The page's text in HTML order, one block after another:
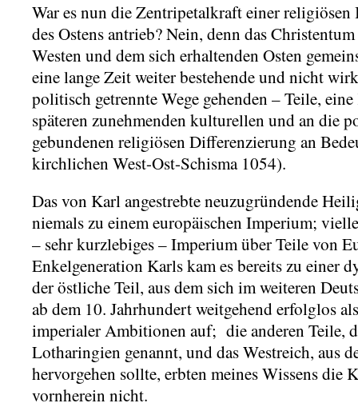
War es nun die Zentripetalkraft einer
des Ostens antrieb? Nein, denn das
Westen und dem sich erhaltenden Osten
eine lange Zeit weiter bestehende und nicht
politisch getrennte Wege gehenden – Teile,
späteren zunehmenden kulturellen und an die
gebundenen religiösen Differenzierung an
kirchlichen West-Ost-Schisma 1054).
Das von Karl angestrebte neuzugründende
niemals zu einem europäischen Imperium;
– sehr kurzlebiges – Imperium über Teile von
Enkelgeneration Karls kam es bereits zu einer
der östliche Teil, aus dem sich im weiteren
ab dem 10. Jahrhundert weitgehend erfolglos
imperialer Ambitionen auf; die anderen Teile,
Lotharingien genannt, und das Westreich, aus
hervorgehen sollte, erbten meines Wissens die
vornherein nicht.